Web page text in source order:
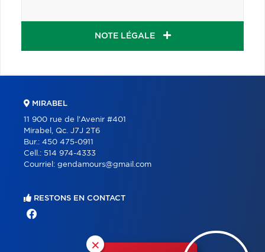
NOTE LÉGALE
×
MIRABEL
11 900 rue de l'Avenir #401
Mirabel, Qc. J7J 2T6
Bur.: 450 475-0911
Cell.: 514 974-4333
Courriel: gendamours@gmail.com
RESTONS EN CONTACT